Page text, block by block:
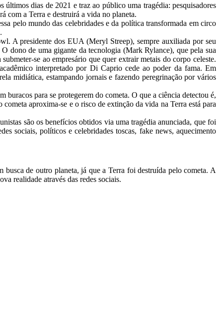
dias de 2021 e traz ao público uma tragédia: pesquisadores
com a Terra e destruirá a vida no planeta.
pelo mundo das celebridades e da política transformada em circo
A presidente dos EUA (Meryl Streep), sempre auxiliada por seu
dono de uma gigante da tecnologia (Mark Rylance), que pela sua
se ao empresário que quer extrair metais do corpo celeste.
interpretado por Di Caprio cede ao poder da fama. Em
midiática, estampando jornais e fazendo peregrinação por vários
buracos para se protegerem do cometa. O que a ciência detectou é,
aproxima-se e o risco de extinção da vida na Terra está para
são os benefícios obtidos via uma tragédia anunciada, que foi
sociais, políticos e celebridades toscas, fake news, aquecimento
de outro planeta, já que a Terra foi destruída pelo cometa. A
realidade através das redes sociais.